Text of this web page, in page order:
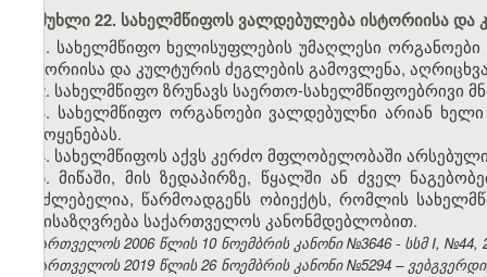
მუხლი 22. სახელმწიფოს ვალდებულება ისტორიისა და
1. სახელმწიფო ხელისუფლების უმაღლესი
ისტორიისა და კულტურის ძეგლების გამოვლენა,
2. სახელმწიფო ზრუნავს საერთო-სახელმწიფოებრივი
3. სახელმწიფო ორგანოები ვალდებულნი არიან
გამოყენებას.
4. სახელმწიფოს აქვს კერძო მფლობელობაში
5. მიწაში, მის ზედაპირზე, წყალში ან ძველ
შეუძლებელია, წარმოადგენს ობიექტს, რომლის
განისაზღვრება საქართველოს კანონმდებლობით.
საქართველოს 2006 წლის 10 ნოემბრის კანონი №3646 - სსმ I, №44,
საქართველოს 2019 წლის 26 ნოემბრის კანონი №5294 –